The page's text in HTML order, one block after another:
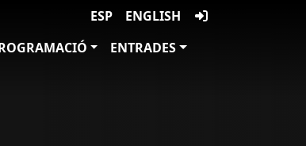
ESP
ENGLISH
ENTRADES